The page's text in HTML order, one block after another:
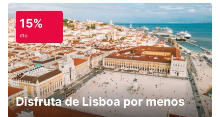
15%
dto.
Disfruta de Lisboa por menos